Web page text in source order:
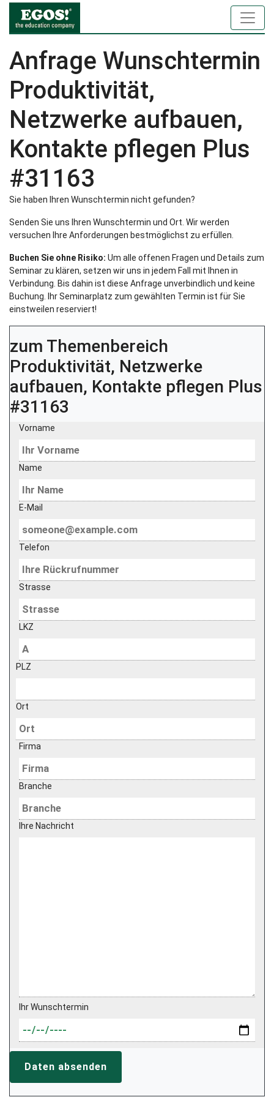
Anfrage Wunschtermin
Produktivität,
Netzwerke aufbauen,
Kontakte pflegen Plus
#31163
Sie haben Ihren Wunschtermin nicht gefunden?
Senden Sie uns Ihren Wunschtermin und Ort. Wir werden
versuchen Ihre Anforderungen bestmöglichst zu erfüllen.
Buchen Sie ohne Risiko: Um alle offenen Fragen und Details zum
Seminar zu klären, setzen wir uns in jedem Fall mit Ihnen in
Verbindung. Bis dahin ist diese Anfrage unverbindlich und keine
Buchung. Ihr Seminarplatz zum gewählten Termin ist für Sie
einstweilen reserviert!
zum Themenbereich
Produktivität, Netzwerke
aufbauen, Kontakte pflegen Plus
#31163
Vorname
Name
E-Mail
Telefon
Strasse
LKZ
PLZ
Ort
Firma
Branche
Ihre Nachricht
Ihr Wunschtermin
Daten absenden